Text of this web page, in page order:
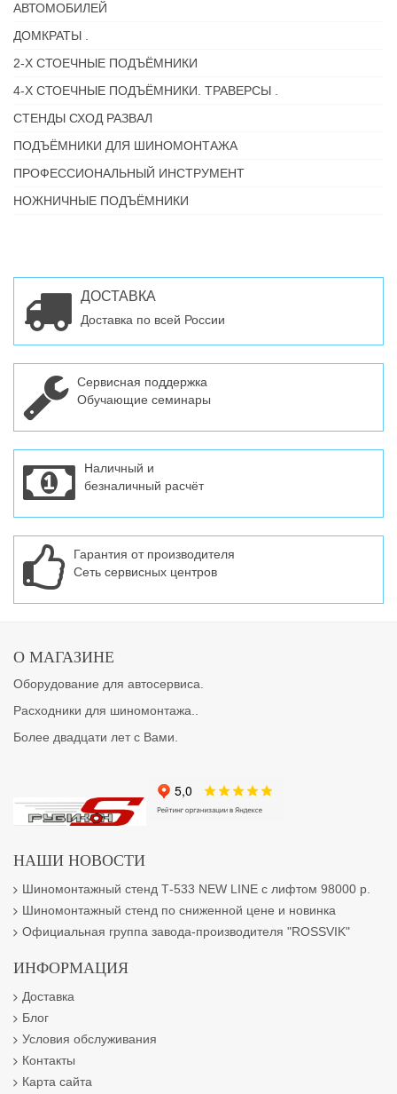
АВТОМОБИЛЕЙ
ДОМКРАТЫ .
2-Х СТОЕЧНЫЕ ПОДЪЁМНИКИ
4-Х СТОЕЧНЫЕ ПОДЪЁМНИКИ. ТРАВЕРСЫ .
СТЕНДЫ СХОД РАЗВАЛ
ПОДЪЁМНИКИ ДЛЯ ШИНОМОНТАЖА
ПРОФЕССИОНАЛЬНЫЙ ИНСТРУМЕНТ
НОЖНИЧНЫЕ ПОДЪЁМНИКИ
ДОСТАВКА
Доставка по всей России
Сервисная поддержка
Обучающие семинары
Наличный и
безналичный расчёт
Гарантия от производителя
Сеть сервисных центров
О МАГАЗИНЕ
Оборудование для автосервиса.
Расходники для шиномонтажа..
Более двадцати лет с Вами.
НАШИ НОВОСТИ
Шиномонтажный стенд Т-533 NEW LINE с лифтом 98000 р.
Шиномонтажный стенд по сниженной цене и новинка
Официальная группа завода-производителя "ROSSVIK"
ИНФОРМАЦИЯ
Доставка
Блог
Условия обслуживания
Контакты
Карта сайта